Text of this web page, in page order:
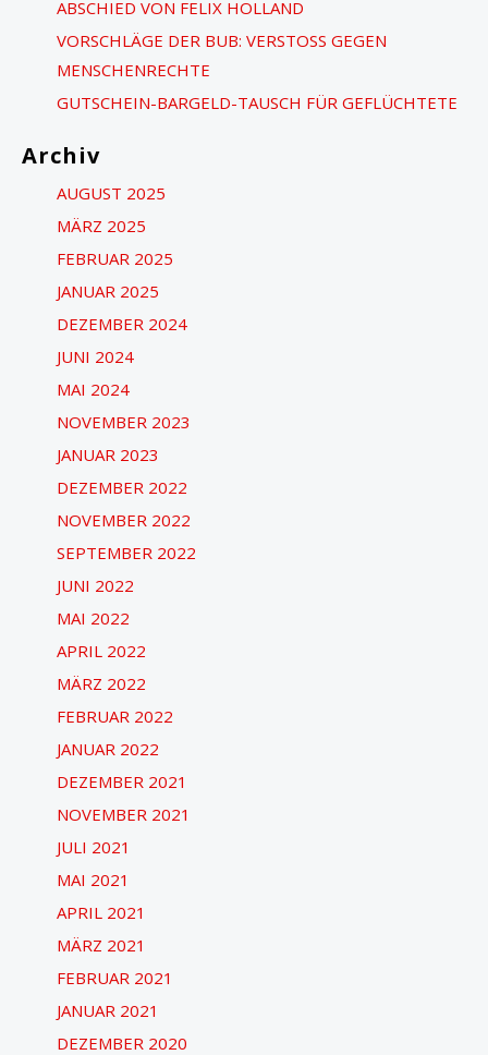
ABSCHIED VON FELIX HOLLAND
VORSCHLÄGE DER BUB: VERSTOSS GEGEN M
ENSCHENRECHTE
GUTSCHEIN-BARGELD-TAUSCH FÜR GEFLÜCHTETE
Archiv
AUGUST 2025
MÄRZ 2025
FEBRUAR 2025
JANUAR 2025
DEZEMBER 2024
JUNI 2024
MAI 2024
NOVEMBER 2023
JANUAR 2023
DEZEMBER 2022
NOVEMBER 2022
SEPTEMBER 2022
JUNI 2022
MAI 2022
APRIL 2022
MÄRZ 2022
FEBRUAR 2022
JANUAR 2022
DEZEMBER 2021
NOVEMBER 2021
JULI 2021
MAI 2021
APRIL 2021
MÄRZ 2021
FEBRUAR 2021
JANUAR 2021
DEZEMBER 2020